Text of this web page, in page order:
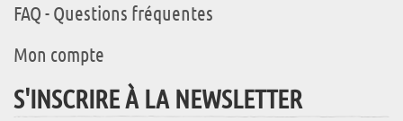
FAQ - Questions fréquentes
Mon compte
S'INSCRIRE À LA NEWSLETTER